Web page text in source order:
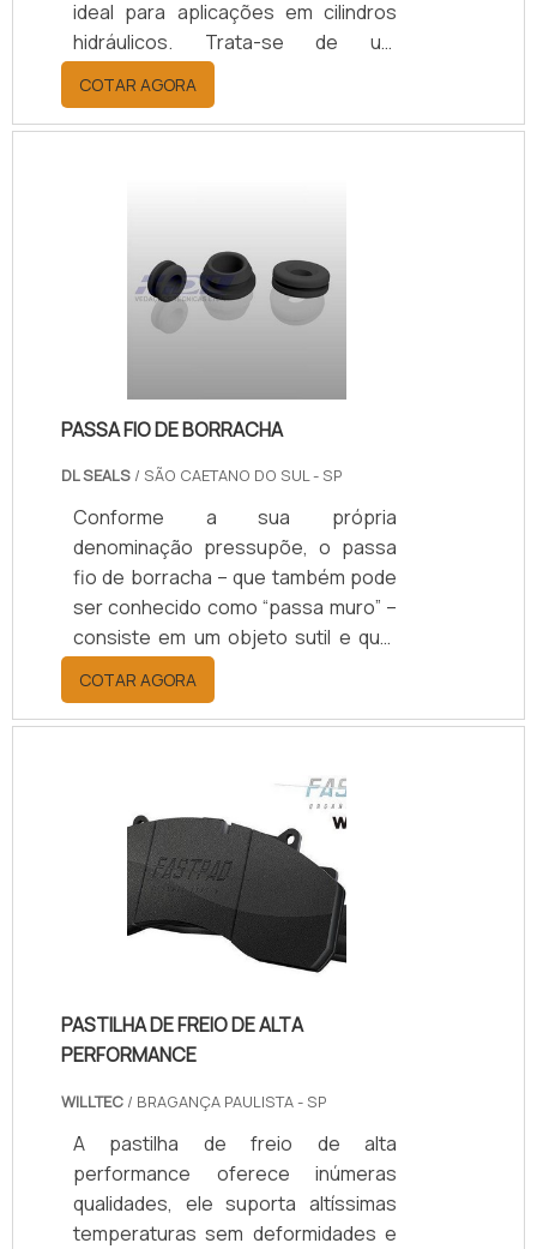
ideal para aplicações em cilindros
hidráulicos. Trata-se de um
acessório importante no que diz
respeito ao impedimento do
desperdício de materiais e fluidos do
processos industriais nos quais atua
o acessório sejam concluídos com
praticidade e precisão.A gaxeta tem
como função de destaque sua
COTAR AGORA
PASSA FIO DE BORRACHA
DL SEALS / SÃO CAETANO DO SUL - SP
Conforme a sua própria
denominação pressupõe, o passa
fio de borracha – que também pode
ser conhecido como “passa muro” –
consiste em um objeto sutil e que,
em seu sistema interno, permite a
passagem de fios presentes em
maquinários industriais com as mais
configurações técnicas.Resistente,
o passa fio emborrachado possui a
função de proteger e proporcionar
um positivo acabamento aos furos
de chapas e painéis em que as
fiações como um todo são passad.
COTAR AGORA
PASTILHA DE FREIO DE ALTA
PERFORMANCE
WILLTEC / BRAGANÇA PAULISTA - SP
A pastilha de freio de alta
performance oferece inúmeras
qualidades, ele suporta altíssimas
temperaturas sem deformidades e